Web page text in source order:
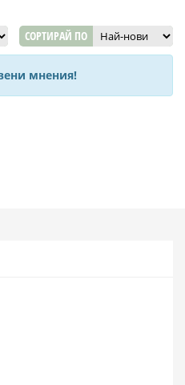
СОРТИРАЙ ПО
мнения!